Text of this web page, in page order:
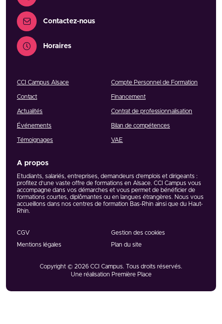
Contactez-nous
Horaires
CCI Campus Alsace
Contact
Actualités
Événements
Témoignages
Compte Personnel de Formation
Financement
Contrat de professionnalisation
Bilan de compétences
VAE
A propos
Etudiants, salariés, entreprises, demandeurs d’emplois et dirigeants :
profitez d’une vaste offre de formations en Alsace. CCI Campus vous
accompagne dans vos démarches et vous permet de bénéficier de
formations courtes, diplômantes ou en langues étrangères. Nous vous
accueillons dans nos centres de formation Bas-Rhin ainsi que du Haut-
Rhin.
CGV
Gestion des cookies
Mentions légales
Plan du site
Copyright © 2026 CCI Campus. Tous droits réservés.
Une réalisation Première Place